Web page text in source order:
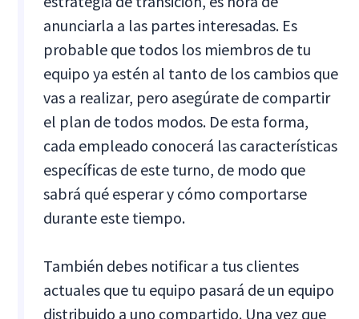
anunciarla a las partes interesadas. Es
probable que todos los miembros de tu
equipo ya estén al tanto de los cambios que
vas a realizar, pero asegúrate de compartir
el plan de todos modos. De esta forma,
cada empleado conocerá las características
específicas de este turno, de modo que
sabrá qué esperar y cómo comportarse
durante este tiempo.
También debes notificar a tus clientes
actuales que tu equipo pasará de un equipo
distribuido a uno compartido. Una vez que